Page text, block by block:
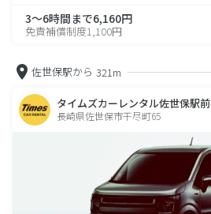
3～6時間まで6,160円
免責補償制度1,100円
佐世保駅から 321m
タイムズカーレンタル佐世保駅前
長崎県佐世保市干尽町65